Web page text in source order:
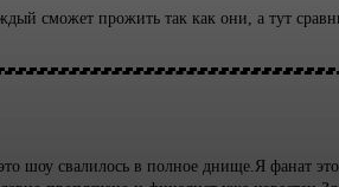
сможет прожить так как они, а тут
шоу свалилось в полное днище.Я фанат